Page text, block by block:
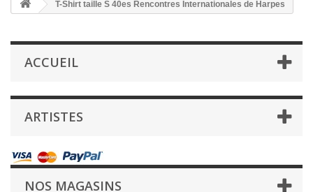
T-Shirt taille S 40es Rencontres Internationales de Harpes
ACCUEIL
ARTISTES
NOS MAGASINS